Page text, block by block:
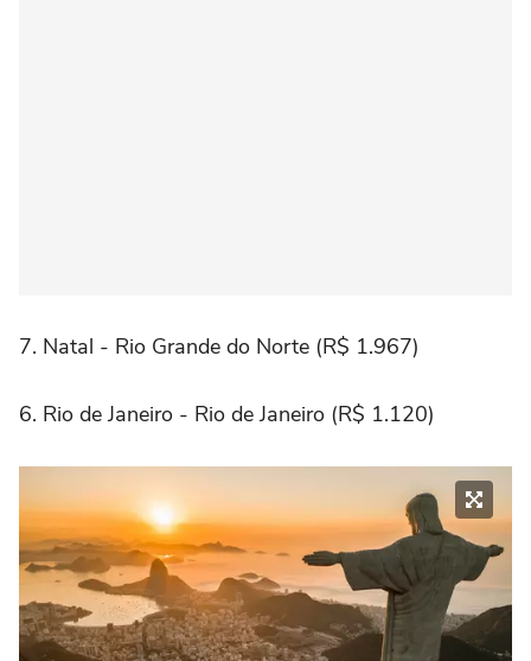
7. Natal - Rio Grande do Norte (R$ 1.967)
6. Rio de Janeiro - Rio de Janeiro (R$ 1.120)